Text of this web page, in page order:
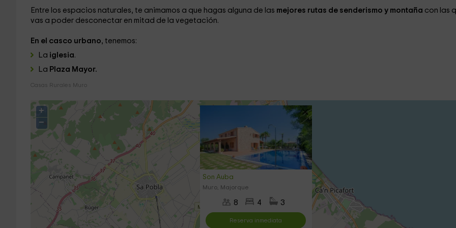
Entre los espacios naturales, te animamos a que hagas alguna de las mejores rutas de senderismo y montaña con las
vas a poder desconectar en mitad de la vegetación.
En el casco urbano, tenemos:
La iglesia.
La Plaza Mayor.
Casas Rurales Muro
Son Auba
Muro, Majorque
8 4 3
Reserva inmediata
+
−